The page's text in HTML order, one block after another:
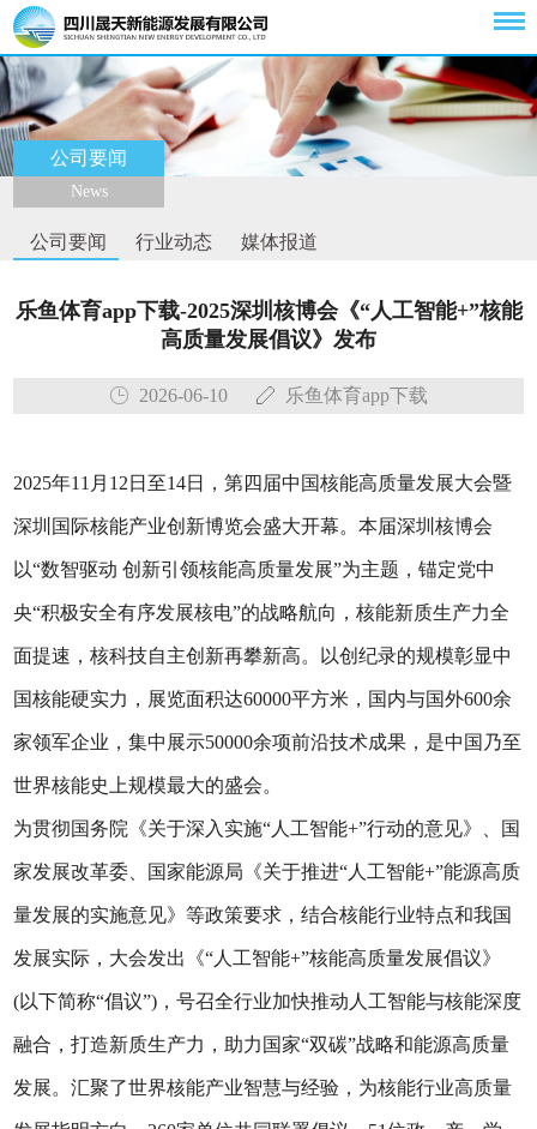
公司要闻
News
公司要闻 行业动态 媒体报道
乐鱼体育app下载-2025深圳核博会《“人工智能+”核能
高质量发展倡议》发布
2026-06-10 乐鱼体育app下载
2025年11月12日至14日，第四届中国核能高质量发展大会暨
深圳国际核能产业创新博览会盛大开幕。本届深圳核博会
以“数智驱动 创新引领核能高质量发展”为主题，锚定党中
央“积极安全有序发展核电”的战略航向，核能新质生产力全
面提速，核科技自主创新再攀新高。以创纪录的规模彰显中
国核能硬实力，展览面积达60000平方米，国内与国外600余
家领军企业，集中展示50000余项前沿技术成果，是中国乃至
世界核能史上规模最大的盛会。
为贯彻国务院《关于深入实施“人工智能+”行动的意见》、国
家发展改革委、国家能源局《关于推进“人工智能+”能源高质
量发展的实施意见》等政策要求，结合核能行业特点和我国
发展实际，大会发出《“人工智能+”核能高质量发展倡议》
(以下简称“倡议”)，号召全行业加快推动人工智能与核能深度
融合，打造新质生产力，助力国家“双碳”战略和能源高质量
发展。汇聚了世界核能产业智慧与经验，为核能行业高质量